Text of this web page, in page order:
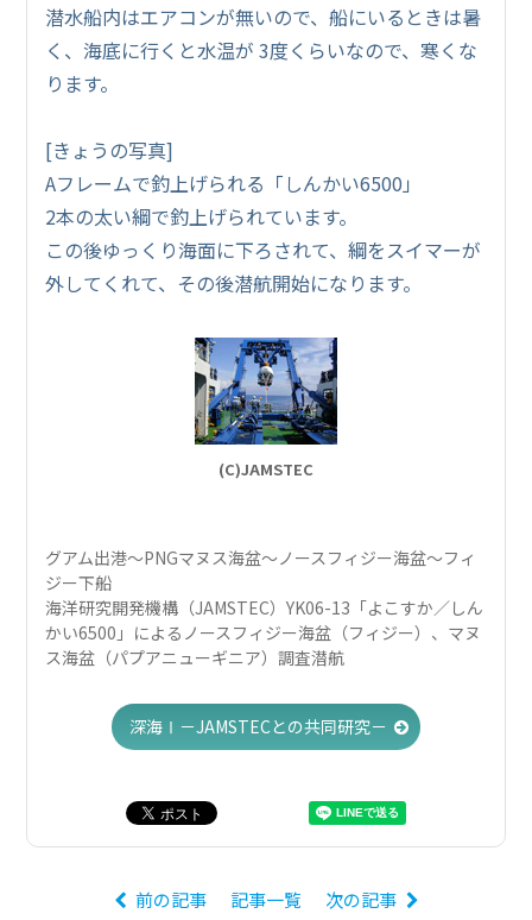
潜水船内はエアコンが無いので、船にいるときは暑
く、海底に行くと水温が 3度くらいなので、寒くな
ります。
[きょうの写真]
Aフレームで釣上げられる「しんかい6500」
2本の太い綱で釣上げられています。
この後ゆっくり海面に下ろされて、綱をスイマーが
外してくれて、その後潜航開始になります。
(C)JAMSTEC
グアム出港〜PNGマヌス海盆〜ノースフィジー海盆〜フィ
ジー下船
海洋研究開発機構（JAMSTEC）YK06-13「よこすか／しん
かい6500」によるノースフィジー海盆（フィジー）、マヌ
ス海盆（パプアニューギニア）調査潜航
深海Ⅰ－JAMSTECとの共同研究－
前の記事 記事一覧 次の記事